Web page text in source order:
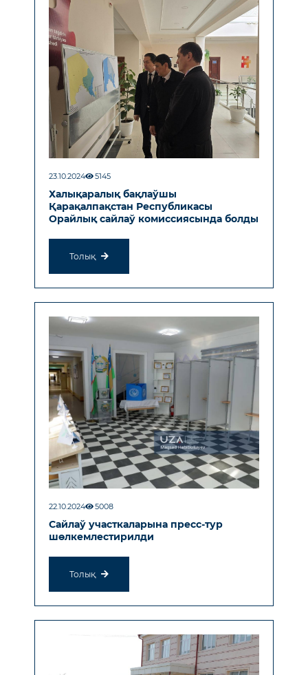
23.10.2024 5145
Халықаралық бақлаўшы
Қарақалпақстан Республикасы
Орайлық сайлаў комиссиясында болды
Толық
22.10.2024 5008
Сайлаў участкаларына пресс-тур
шөлкемлестирилди
Толық